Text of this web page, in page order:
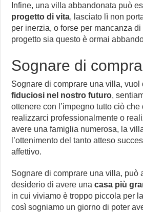
Infine, una villa abbandonata può
progetto di vita, lasciato lì non
per inerzia, o forse per mancanza
progetto sia questo è ormai
Sognare di
Sognare di comprare una villa, vuol
fiduciosi nel nostro futuro,
ottenere con l’impegno tutto ciò che
realizzarci professionalmente o
avere una famiglia numerosa, la
l’ottenimento del tanto atteso
affettivo.
Sognare di comprare una villa, può
desiderio di avere unacasa più
in cui viviamo è troppo piccola per
così sogniamo un giorno di poter